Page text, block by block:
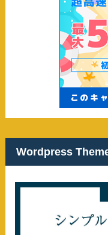
Wordpress